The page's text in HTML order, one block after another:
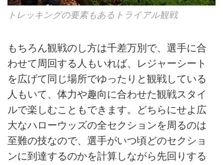
トレッキングの要素もあるトライアル観戦
もちろん観戦のし方は千差万別で、選手に合
わせて周回する人もいれば、レジャーシート
を広げて同じ場所でゆったりと観戦している
人もいて、体力や趣向に合わせた観戦スタイ
ルで楽しむこともできます。どちらにせよ広
大なハローウッズの全セクションを周るのは
至難の技なので、選手がいつ頃どのセクショ
ンに到達するのかを計算しながら先回りする